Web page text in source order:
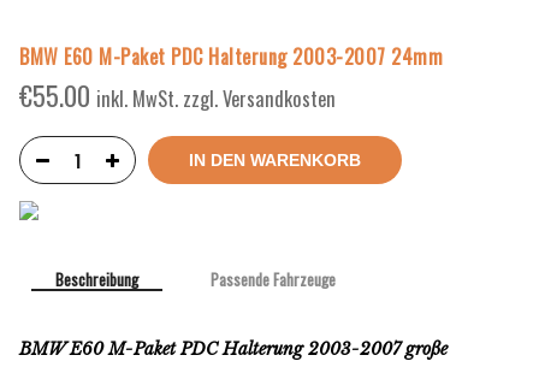
BMW E60 M-Paket PDC Halterung 2003-2007 24mm
€55.00 inkl. MwSt. zzgl. Versandkosten
IN DEN WARENKORB
Beschreibung Passende Fahrzeuge
BMW E60 M-Paket PDC Halterung 2003-2007 große